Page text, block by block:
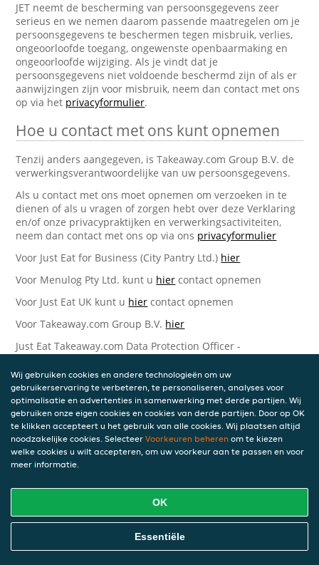
JET neemt de bescherming van persoonsgegevens zeer
serieus en we nemen daarom passende maatregelen om je
persoonsgegevens te beschermen tegen misbruik, verlies,
ongeoorloofde toegang, ongewenste openbaarmaking en
ongeoorloofde wijziging. Als je vindt dat je
persoonsgegevens niet voldoende beschermd zijn of als er
aanwijzingen zijn voor misbruik, neem dan contact met ons
op via het privacyformulier.
Hoe u contact met ons kunt opnemen
Tenzij anders aangegeven, is Takeaway.com Group B.V. de
verwerkingsverantwoordelijke van uw persoonsgegevens.
Als u contact met ons moet opnemen om verzoeken in te
dienen of als u vragen of zorgen hebt over deze Verklaring
en/of onze privacypraktijken en verwerkingsactiviteiten,
neem dan contact met ons op via ons privacyformulier
Voor Just Eat for Business (City Pantry Ltd.) hier
Voor Menulog Pty Ltd. kunt u hier contact opnemen
Voor Just Eat UK kunt u hier contact opnemen
Voor Takeaway.com Group B.V. hier
Just Eat Takeaway.com Data Protection Officer -
Piet Heinkade 61
1019 GM Amsterdam
Nederland
Bijgewerkte versies van deze
Privacyverklaring
Wij kunnen deze Verklaring van tijd tot tijd bijwerken als
reactie op veranderende juridische, technische of zakelijke
ontwikkelingen. Wanneer wij onze Privacyverklaring
bijwerken, zullen wij passende maatregelen nemen om u
op de hoogte te brengen, in overeenstemming met het
Wij gebruiken cookies en andere technologieën om uw
gebruikerservaring te verbeteren, te personaliseren, analyses voor
optimalisatie en advertenties in samenwerking met derde partijen. Wij
gebruiken onze eigen cookies en cookies van derde partijen. Door op OK
te klikken accepteert u het gebruik van alle cookies. Wij plaatsen altijd
noodzakelijke cookies. Selecteer Voorkeuren beheren om te kiezen
welke cookies u wilt accepteren, om uw voorkeur aan te passen en voor
meer informatie.
OK
Essentiële